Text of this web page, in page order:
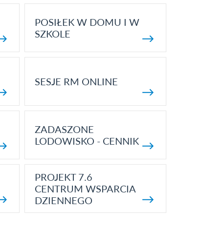
POSIŁEK W DOMU I W
SZKOLE
SESJE RM ONLINE
ZADASZONE
LODOWISKO - CENNIK
PROJEKT 7.6
CENTRUM WSPARCIA
DZIENNEGO